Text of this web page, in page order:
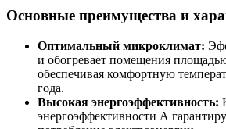
Основные преимущества и
Оптимальный микроклимат:
и обогревает помещения
обеспечивая комфортную
года.
Высокая энергоэффективность:
энергоэффективности А